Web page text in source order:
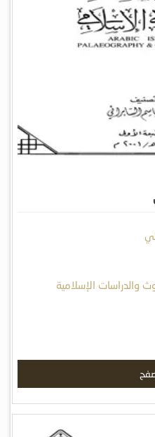
والدراسات الإسلامية